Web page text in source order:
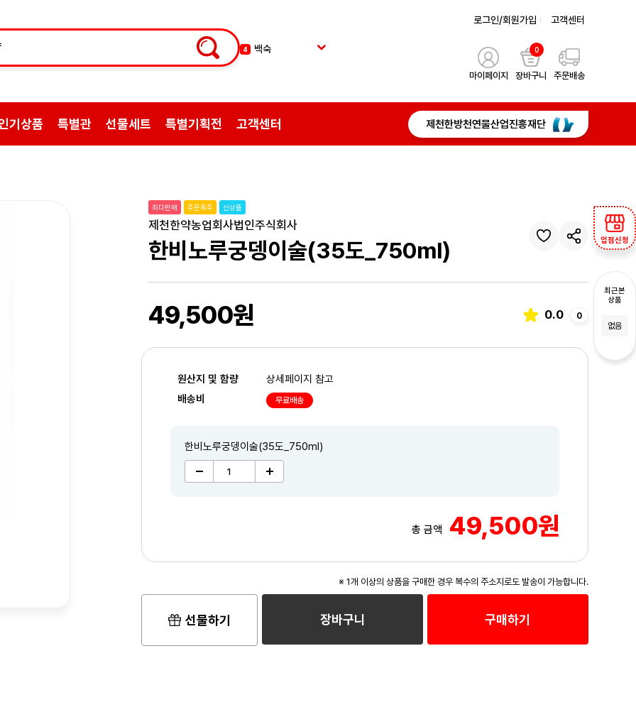
4 백숙
허브차
쌍화탕
3 삼계탕재료
로그인/회원가입 고객센터
마이페이지
0
장바구니 주문배송
기상품 특별관 선물세트 특별기획전 고객센터 제천한방천연물산업진흥재단
입점신청
최근본
상품
없음
2/3 3/3
최다판매 주문폭주 신상품
제천한약농업회사법인주식회사
한비노루궁뎅이술(35도_750ml)
49,500원 0.0 0
원산지 및 함량
상세페이지 참고
배송비
무료배송
한비노루궁뎅이술(35도_750ml)
총 금액 49,500원
※ 1개 이상의 상품을 구매한 경우 복수의 주소지로도 발송이 가능합니다.
선물하기 장바구니 구매하기